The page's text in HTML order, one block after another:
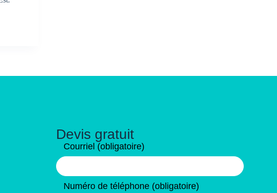
Devis gratuit
Courriel (obligatoire)
Numéro de téléphone (obligatoire)